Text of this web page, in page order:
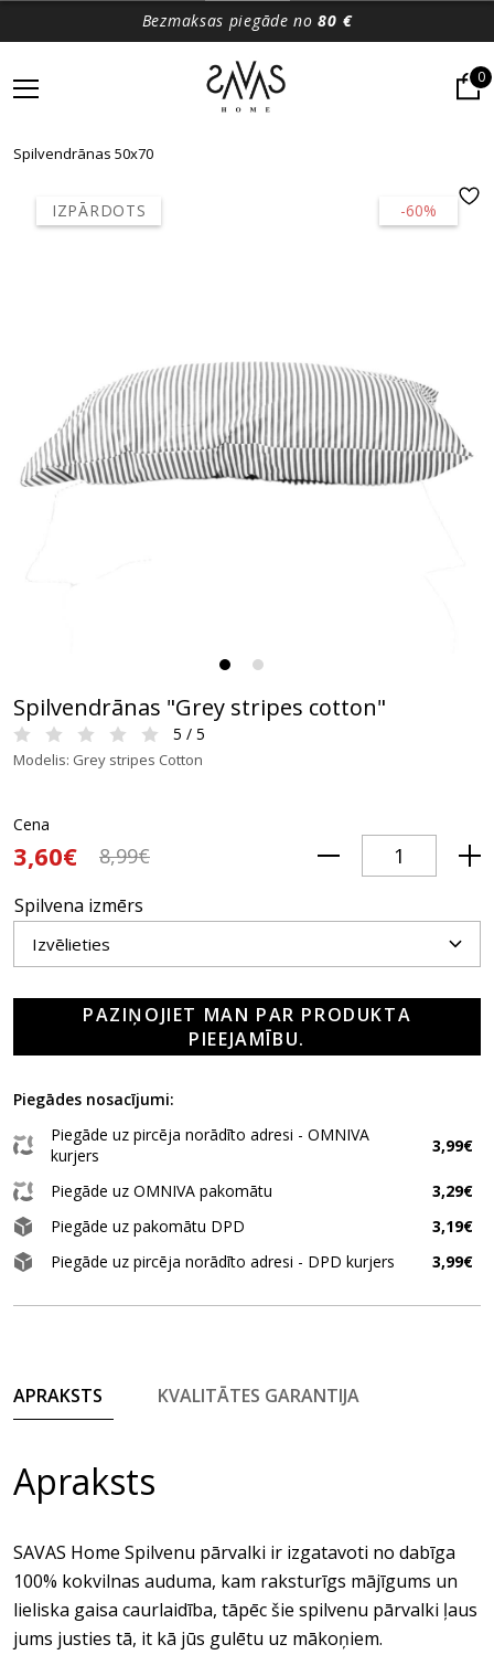
Bezmaksas piegāde no80 €
0
Spilvendrānas 50x70
-60%
IZPĀRDOTS
Spilvendrānas "Grey stripes cotton"
5 / 5
Modelis: Grey stripes Cotton
Cena
3,60€ 8,99€
Spilvena izmērs
PAZIŅOJIET MAN PAR PRODUKTA
PIEEJAMĪBU.
Piegādes nosacījumi:
Piegāde uz pircēja norādīto adresi - OMNIVA
kurjers
3,99€
Piegāde uz OMNIVA pakomātu
3,29€
Piegāde uz pakomātu DPD
3,19€
Piegāde uz pircēja norādīto adresi - DPD kurjers
3,99€
APRAKSTS KVALITĀTES GARANTIJA
Apraksts
SAVAS Home Spilvenu pārvalki ir izgatavoti no dabīga
100% kokvilnas auduma, kam raksturīgs mājīgums un
lieliska gaisa caurlaidība, tāpēc šie spilvenu pārvalki ļaus
jums justies tā, it kā jūs gulētu uz mākoņiem.